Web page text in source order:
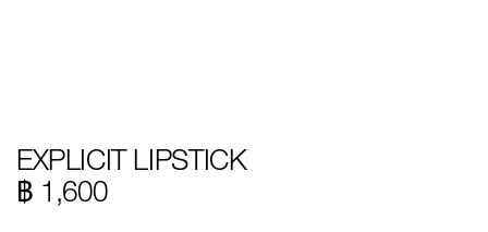
lipstick/0194251146621.html
รายการ.
999NAC0000240
EXPLICIT LIPSTICK
฿ 1,600